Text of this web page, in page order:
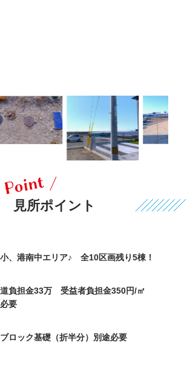
見所ポイント
、港南中エリア♪ 全10区画残り5棟！
道負担金33万 受益者負担金350円/㎡
要
ロック基礎（折半分）別途必要